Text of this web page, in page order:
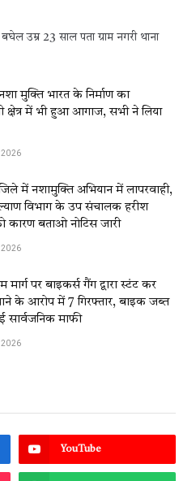
उम्र 23 साल पता ग्राम नगरी थाना
मुक्ति भारत के निर्माण का
क्षेत्र में भी हुआ आगाज, सभी ने लिया
2026
में नशामुक्ति अभियान में लापरवाही,
विभाग के उप संचालक हरीश
कारण बताओ नोटिस जारी
2026
पर बाइकर्स गैंग द्वारा स्टंट कर
के आरोप में 7 गिरफ्तार, बाइक जब्त
सार्वजनिक माफी
2026
YouTube